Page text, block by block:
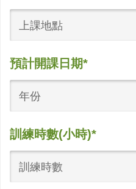
上課地點
預計開課日期*
年份
訓練時數(小時)*
訓練時數